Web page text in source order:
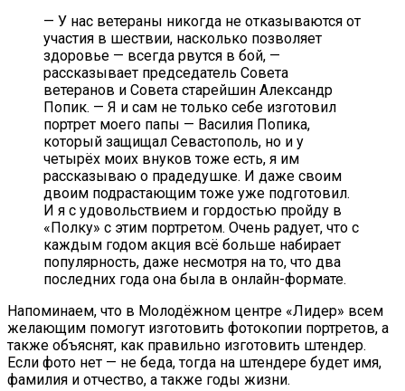
— У нас ветераны никогда не отказываются от
участия в шествии, насколько позволяет
здоровье — всегда рвутся в бой, —
рассказывает председатель Совета
ветеранов и Совета старейшин Александр
Попик. — Я и сам не только себе изготовил
портрет моего папы — Василия Попика,
который защищал Севастополь, но и у
четырёх моих внуков тоже есть, я им
рассказываю о прадедушке. И даже своим
двоим подрастающим тоже уже подготовил.
И я с удовольствием и гордостью пройду в
«Полку» с этим портретом. Очень радует, что с
каждым годом акция всё больше набирает
популярность, даже несмотря на то, что два
последних года она была в онлайн-формате.
Напоминаем, что в Молодёжном центре «Лидер» всем
желающим помогут изготовить фотокопии портретов, а
также объяснят, как правильно изготовить штендер.
Если фото нет — не беда, тогда на штендере будет имя,
фамилия и отчество, а также годы жизни.